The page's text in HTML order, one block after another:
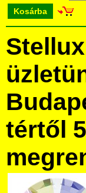
Kosárba
tértől